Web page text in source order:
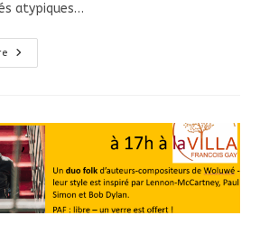
atypiques…
Manneken
Pan
18
Juin
À
20h